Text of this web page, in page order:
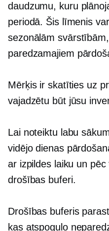
daudzumu, kuru
periodā. Šis līmenis
sezonālām
paredzamajiem
Mērķis ir skatīties uz
vajadzētu būt jūsu
Lai noteiktu labu
vidējo dienas
ar izpildes laiku un
drošības buferi.
Drošības buferis
kas atspoguļo